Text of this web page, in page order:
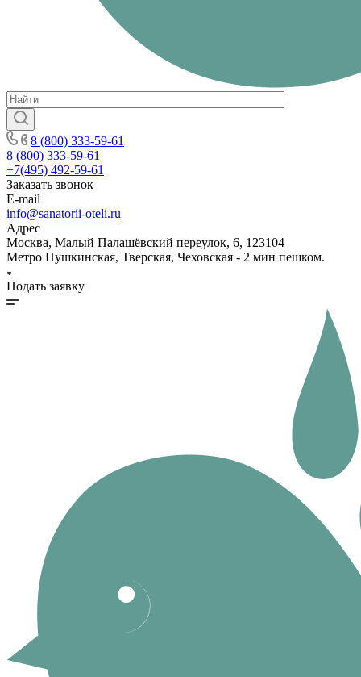
8 (800) 333-59-61
8 (800) 333-59-61
+7(495) 492-59-61
Заказать звонок
E-mail
info@sanatorii-oteli.ru
Адрес
Москва, Малый Палашёвский переулок, 6, 123104
Метро Пушкинская, Тверская, Чеховская - 2 мин пешком.
Подать заявку